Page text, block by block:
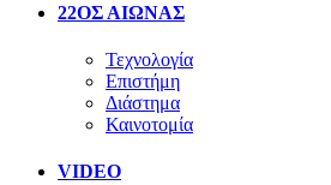
22ΟΣ ΑΙΩΝΑΣ
Τεχνολογία
Επιστήμη
Διάστημα
Καινοτομία
VIDEO